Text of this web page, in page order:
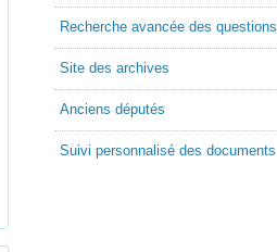
Recherche avancée des questions
Site des archives
Anciens députés
Suivi personnalisé des documents